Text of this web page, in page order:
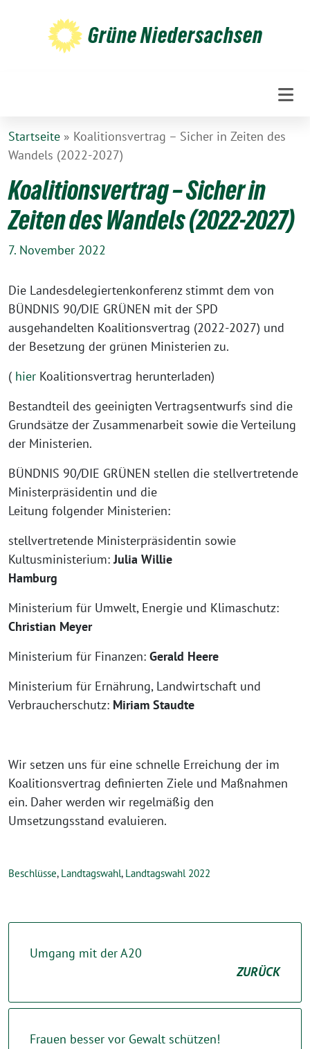
Grüne Niedersachsen
Startseite » Koalitionsvertrag – Sicher in Zeiten des
Wandels (2022-2027)
Koalitionsvertrag – Sicher in
Zeiten des Wandels (2022-2027)
7. November 2022
Die Landesdelegiertenkonferenz stimmt dem von
BÜNDNIS 90/DIE GRÜNEN mit der SPD
ausgehandelten Koalitionsvertrag (2022-2027) und
der Besetzung der grünen Ministerien zu.
( hier Koalitionsvertrag herunterladen)
Bestandteil des geeinigten Vertragsentwurfs sind die
Grundsätze der Zusammenarbeit sowie die Verteilung
der Ministerien.
BÜNDNIS 90/DIE GRÜNEN stellen die stellvertretende
Ministerpräsidentin und die
Leitung folgender Ministerien:
stellvertretende Ministerpräsidentin sowie
Kultusministerium:Julia Willie
Hamburg
Ministerium für Umwelt, Energie und Klimaschutz:
Christian Meyer
Ministerium für Finanzen: Gerald Heere
Ministerium für Ernährung, Landwirtschaft und
Verbraucherschutz: Miriam Staudte
Wir setzen uns für eine schnelle Erreichung der im
Koalitionsvertrag definierten Ziele und Maßnahmen
ein. Daher werden wir regelmäßig den
Umsetzungsstand evaluieren.
Beschlüsse, Landtagswahl, Landtagswahl 2022
Umgang mit der A20
ZURÜCK
Frauen besser vor Gewalt schützen!